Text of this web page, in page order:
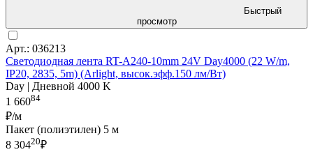
Быстрый
просмотр
Арт.: 036213
Светодиодная лента RT-A240-10mm 24V Day4000 (22 W/m,
IP20, 2835, 5m) (Arlight, высок.эфф.150 лм/Вт)
Day | Дневной 4000 K
1 66084
₽/м
Пакет (полиэтилен) 5 м
8 30420₽